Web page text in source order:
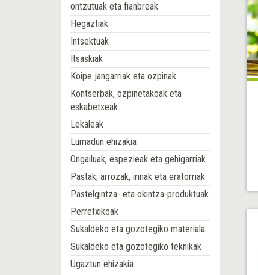
ontzutuak eta fianbreak
Hegaztiak
Intsektuak
Itsaskiak
Koipe jangarriak eta ozpinak
Kontserbak, ozpinetakoak eta
eskabetxeak
Lekaleak
Lumadun ehizakia
Ongailuak, espezieak eta gehigarriak
Pastak, arrozak, irinak eta eratorriak
Pastelgintza- eta okintza-produktuak
Perretxikoak
Sukaldeko eta gozotegiko materiala
Sukaldeko eta gozotegiko teknikak
Ugaztun ehizakia